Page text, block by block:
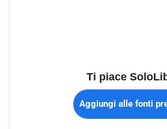
Ti piace
Aggiungi alle fonti